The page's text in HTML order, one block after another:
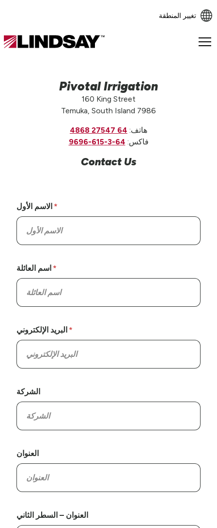
تغيير المنطقة
Lindsay.
Pivotal Irrigation
160 King Street
Temuka, South Island 7986
هاتف: 64 27547 4868
فاكس: 64-3-615-9696
Contact Us
الاسم الأول
اسم العائلة
البريد الإلكتروني
الشركة
العنوان
العنوان – السطر الثاني